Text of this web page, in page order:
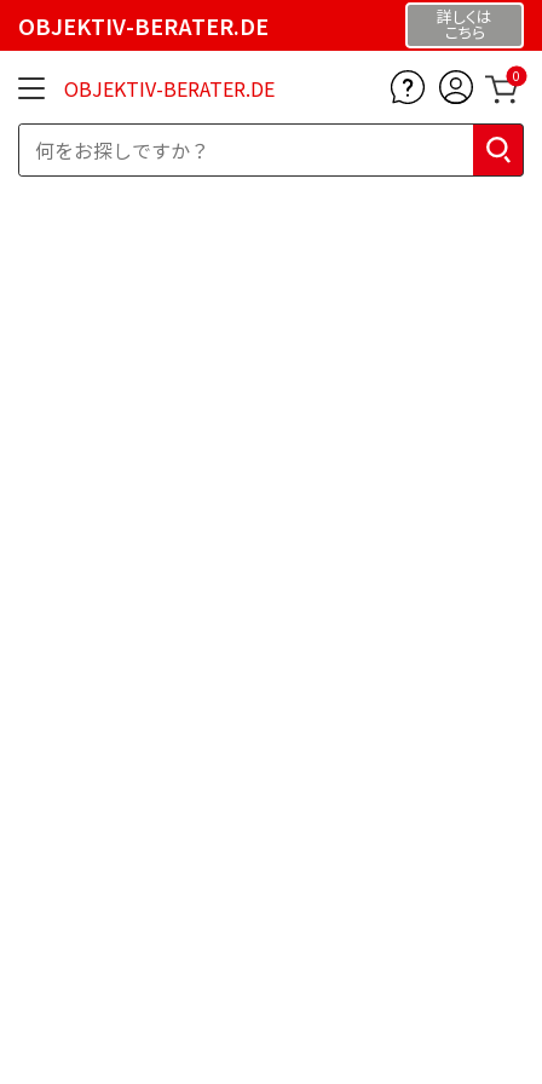
OBJEKTIV-BERATER.DE 詳しくは
こちら
OBJEKTIV-BERATER.DE 0